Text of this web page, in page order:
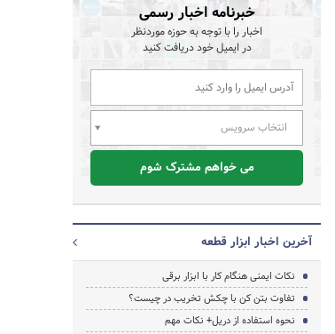
خبرنامه اخبار رسمی
اخبار را با توجه به حوزه موردنظر
در ایمیل خود دریافت کنید
انتخاب سرویس
می خواهم مشترک شوم
آخرین اخبار ابزار قطعه
نکات ایمنی هنگام کار با ابزار برقی
تفاوت بتن کن با چکش تخریب در چیست؟
نحوه استفاده از دریل+ نکات مهم